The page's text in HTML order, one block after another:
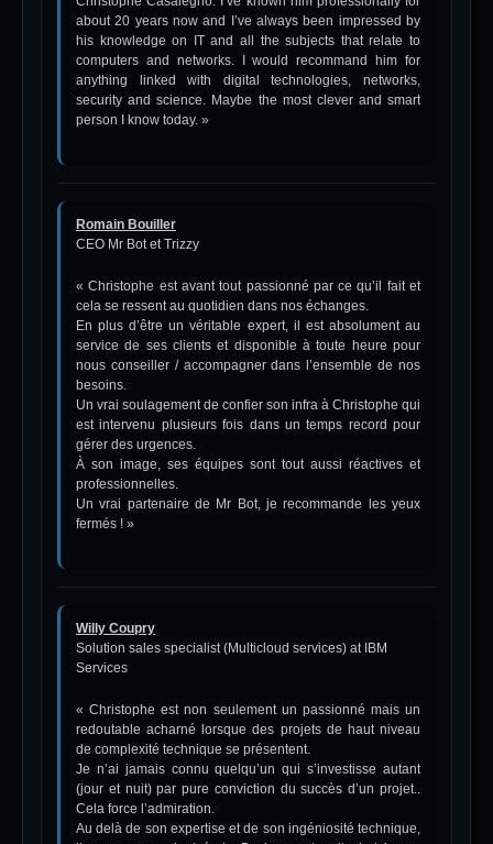
about 20 years now and I’ve always been impressed by
his knowledge on IT and all the subjects that relate to
computers and networks. I would recommand him for
anything linked with digital technologies, networks,
security and science. Maybe the most clever and smart
person I know today. »
Romain Bouiller
CEO Mr Bot et Trizzy
« Christophe est avant tout passionné par ce qu’il fait et
cela se ressent au quotidien dans nos échanges.
En plus d’être un véritable expert, il est absolument au
service de ses clients et disponible à toute heure pour
nous conseiller / accompagner dans l’ensemble de nos
besoins.
Un vrai soulagement de confier son infra à Christophe qui
est intervenu plusieurs fois dans un temps record pour
gérer des urgences.
À son image, ses équipes sont tout aussi réactives et
professionnelles.
Un vrai partenaire de Mr Bot, je recommande les yeux
fermés ! »
Willy Coupry
Solution sales specialist (Multicloud services) at IBM
Services
« Christophe est non seulement un passionné mais un
redoutable acharné lorsque des projets de haut niveau
de complexité technique se présentent.
Je n’ai jamais connu quelqu’un qui s’investisse autant
(jour et nuit) par pure conviction du succès d’un projet..
Cela force l’admiration.
Au delà de son expertise et de son ingéniosité technique,